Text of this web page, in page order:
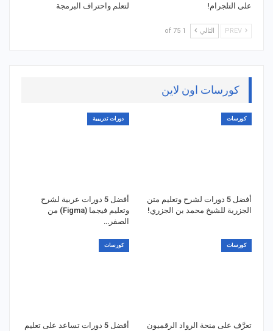
على التلجرام!
لتعلم واحتراف البرمجة
التالي 1 of 75
كورسات اون لاين
كورسات
أفضل 5 دورات لشرح وتعليم متن
الجزرية للشيخ محمد بن الجزري!
دورات تدريبية
أفضل 5 دورات عربية لشرح
وتعليم فيجما (Figma) من
الصفر…
كورسات
تعرَّف على منحة الرواد الرقميون
كورسات
أفضل 5 دورات تساعد على تعليم